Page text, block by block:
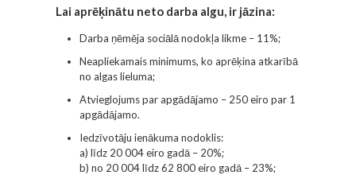
Lai aprēķinātu neto darba algu, ir jāzina:
Darba ņēmēja sociālā nodokļa likme – 11%;
Neapliekamais minimums, ko aprēķina atkarībā
no algas lieluma;
Atvieglojums par apgādājamo – 250 eiro par 1
apgādājamo.
Iedzīvotāju ienākuma nodoklis:
a) līdz 20 004 eiro gadā – 20%;
b) no 20 004 līdz 62 800 eiro gadā – 23%;